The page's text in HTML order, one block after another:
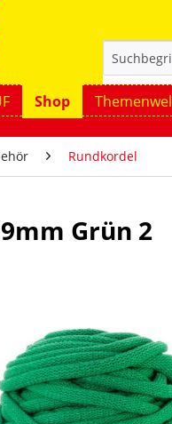
Shop
Rundkordel
Grün 2